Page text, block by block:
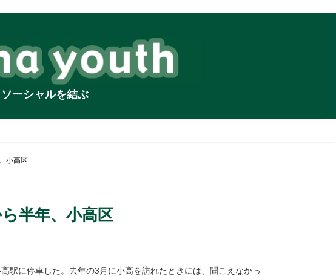
ーシャルを結ぶ
小高区
半年、小高区
駅に停車した。去年の3月に小高を訪れたときには、聞こえなかっ